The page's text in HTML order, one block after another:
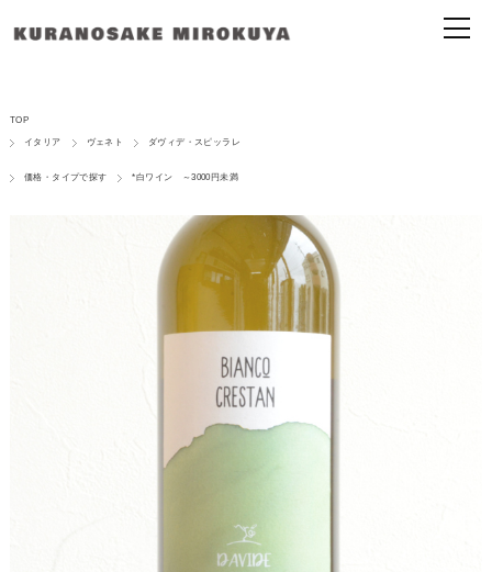
TOP
イタリア ヴェネト ダヴィデ・スピッラレ
価格・タイプで探す *白ワイン ～3000円未満